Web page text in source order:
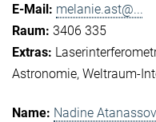
melanie.ast@...
3406 335
Astronomie Weltraum-
Nadine Atanassov